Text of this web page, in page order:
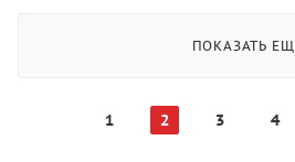
ПОКАЗАТЬ
1 2 3 4